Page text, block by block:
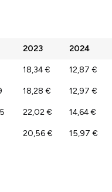
2023 2024
18,34 € 12,87 €
18,28 € 12,97 €
22,02 € 14,64 €
20,56 € 15,97 €